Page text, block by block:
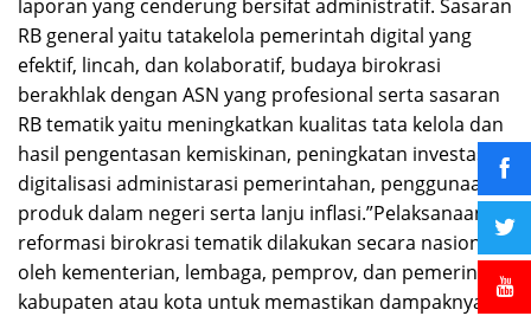
laporan yang cenderung bersifat administratif. Sasaran
RB general yaitu tatakelola pemerintah digital yang
efektif, lincah, dan kolaboratif, budaya birokrasi
berakhlak dengan ASN yang profesional serta sasaran
RB tematik yaitu meningkatkan kualitas tata kelola dan
hasil pengentasan kemiskinan, peningkatan investasi,
digitalisasi administarasi pemerintahan, penggunaan
produk dalam negeri serta lanju inflasi.”Pelaksanaan
reformasi birokrasi tematik dilakukan secara nasional
oleh kementerian, lembaga, pemprov, dan pemerintah
kabupaten atau kota untuk memastikan dampaknya